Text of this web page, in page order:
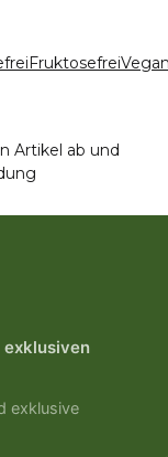
Fruktosefrei
Artikel ab und
exklusiven
exklusive